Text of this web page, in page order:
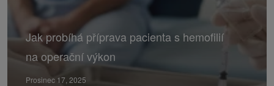
Jak probíhá příprava pacienta s hemofilií
na operační výkon
Prosinec 17, 2025